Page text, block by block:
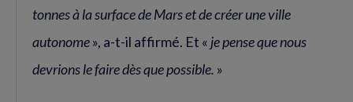
tonnes à la surface de Mars et de créer une ville
autonome», a-t-il affirmé. Et « je pense que nous
devrions le faire dès que possible. »